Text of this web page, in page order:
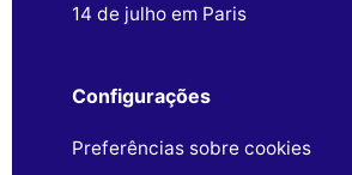
14 de julho em Paris
Configurações
Preferências sobre cookies